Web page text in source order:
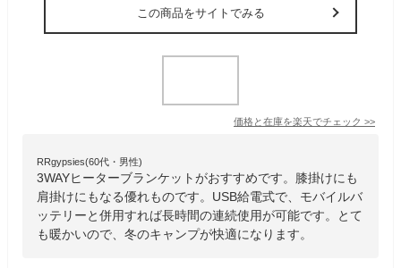
この商品をサイトでみる
価格と在庫を楽天でチェック >>
RRgypsies(60代・男性)
3WAYヒーターブランケットがおすすめです。膝掛けにも
肩掛けにもなる優れものです。USB給電式で、モバイルバ
ッテリーと併用すれば長時間の連続使用が可能です。とて
も暖かいので、冬のキャンプが快適になります。